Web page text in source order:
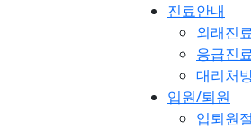
진료안내
외래진
응급진
대리처
입원/퇴원
입퇴원